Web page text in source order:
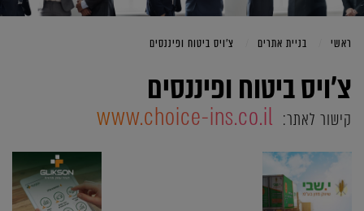
ראשי בניית אתרים צ'ויס ביטוח ופיננסים
צ'ויס ביטוח ופיננסים
קישור לאתר: www.choice-ins.co.il